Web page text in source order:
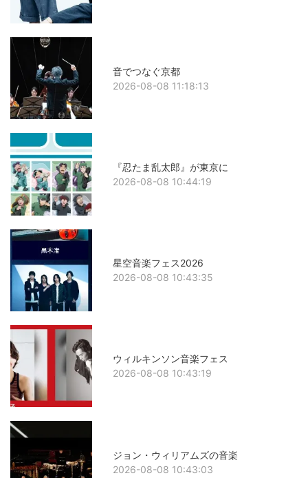
音でつなぐ京都
2026-08-08 11:18:13
『忍たま乱太郎』が東京に
2026-08-08 10:44:19
星空音楽フェス2026
2026-08-08 10:43:35
ウィルキンソン音楽フェス
2026-08-08 10:43:19
ジョン・ウィリアムズの音楽
2026-08-08 10:43:03